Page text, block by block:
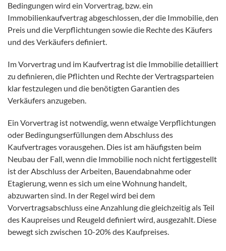
Bedingungen wird ein Vorvertrag, bzw. ein
Immobilienkaufvertrag abgeschlossen, der die Immobilie, den
Preis und die Verpflichtungen sowie die Rechte des Käufers
und des Verkäufers definiert.
Im Vorvertrag und im Kaufvertrag ist die Immobilie detailliert
zu definieren, die Pflichten und Rechte der Vertragsparteien
klar festzulegen und die benötigten Garantien des
Verkäufers anzugeben.
Ein Vorvertrag ist notwendig, wenn etwaige Verpflichtungen
oder Bedingungserfüllungen dem Abschluss des
Kaufvertrages vorausgehen. Dies ist am häufigsten beim
Neubau der Fall, wenn die Immobilie noch nicht fertiggestellt
ist der Abschluss der Arbeiten, Bauendabnahme oder
Etagierung, wenn es sich um eine Wohnung handelt,
abzuwarten sind. In der Regel wird bei dem
Vorvertragsabschluss eine Anzahlung die gleichzeitig als Teil
des Kaupreises und Reugeld definiert wird, ausgezahlt. Diese
bewegt sich zwischen 10-20% des Kaufpreises.